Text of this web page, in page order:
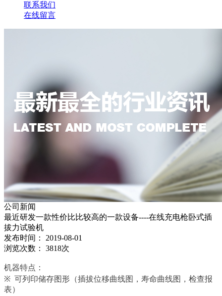
联系我们
在线留言
公司新闻
最近研发一款性价比比较高的一款设备----在线充电枪卧式插
拔力试验机
发布时间：
2019-08-01
浏览次数：
3818次
机器特点：
※ 可列印储存图形（插拔位移曲线图，寿命曲线图，检查报
表）